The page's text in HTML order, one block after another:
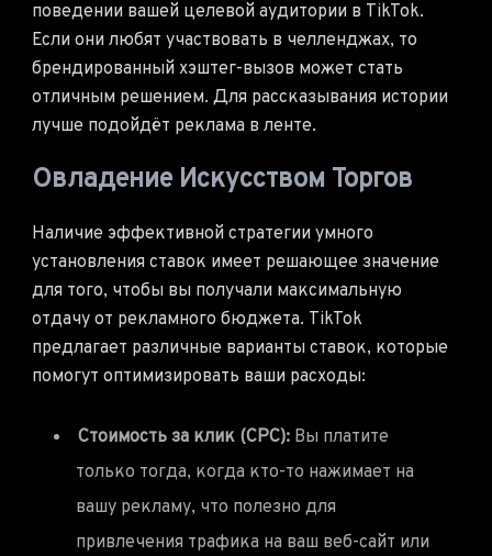
поведении вашей целевой аудитории в TikTok.
Если они любят участвовать в челленджах, то
брендированный хэштег-вызов может стать
отличным решением. Для рассказывания истории
лучше подойдёт реклама в ленте.
Овладение Искусством Торгов
Наличие эффективной стратегии умного
установления ставок имеет решающее значение
для того, чтобы вы получали максимальную
отдачу от рекламного бюджета. TikTok
предлагает различные варианты ставок, которые
помогут оптимизировать ваши расходы:
Стоимость за клик (CPC): Вы платите
только тогда, когда кто-то нажимает на
вашу рекламу, что полезно для
привлечения трафика на ваш веб-сайт или